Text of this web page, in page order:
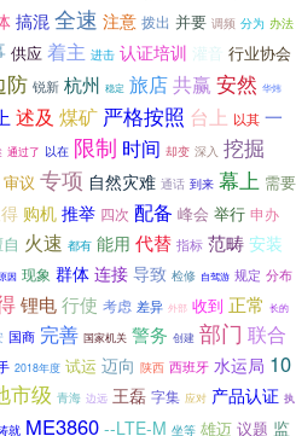
搞混 全速 注意 拨出 并要 调频 分为 办法
供应 着主 进击 认证培训 灌音 行业协会
防 锐新 杭州 稳定 旅店共赢 安然 华炜
述及 煤矿 严格按照 台上 以其 一
通过了 以在 限制 时间 却变 深入 挖掘
审议 专项 自然灾难 通话 到来 幕上 需要
购机 推举 四次 配备 峰会 举行 申办
火速 都有 能用 代替 指标 范畴 安装
原因 现象 群体 连接 导致 检修 自驾游 规定 分布
锂电行使 考虑 差异 外部 收到 正常 长的
国商 完善 国家机关 警务 创建 部门 联合
2018年度 试运 迈向 陕西 西班牙 水运局 10
市级 青海 边远 王磊 字集 应对 产品认证 执
就 ME3860 --LTE-M 坐等 雄迈 议题 监